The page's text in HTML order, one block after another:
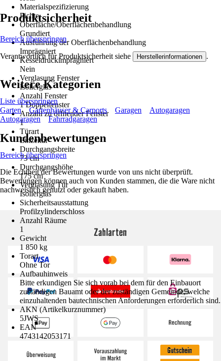
Materialspezifizierung
Fichte
Oberfläche/Oberflächenbehandlung
Grundiert
Ausführung der Oberflächenbehandlung
Imprägniert
Kesseldruckimprägniert
Nein
Verglasung Fenster
Isolierglas
Anzahl Fenster
1 Doppelfenster
Anzahl zu öffnender Fenster
1
Türart
Einzeltür
Durchgangsbreite
73 cm
Durchgangshöhe
175 cm
Verglasung Tür
Isolierglas
Sicherheitsausstattung
Profilzylinderschloss
Anzahl Räume
1
Gewicht
1 850 kg
Torart
Ohne Tor
Aufbauhinweis
Bitte erkundigen Sie sich vorab bei dem für den Einbauort
zuständigen Bauamt oder der zuständigen Gemeinde, welche
einzuhaltenden bautechnischen Anforderungen erforderlich sind.
AKN (Artikelkurznummer)
5JWS
EAN
4743142053171
Produktsicherheit
Bereich überspringen
Verantwortlich für Produktsicherheit siehe Herstellerinformationen .
Weitere Kategorien
Liste überspringen
Garten
Gartenhäuser & Carports Garagen
Autogaragen
Autogaragen
Fahrradgaragen
Kundenbewertungen
Bereich überspringen
Die Echtheit der Bewertungen wurde von uns nicht überprüft.
Bewertungen können auch von Kunden stammen, die die Ware nicht
nachweislich genutzt oder gekauft haben.
Zahlarten